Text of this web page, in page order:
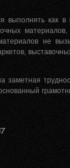
выполнять как в
материалов,
не
заметная